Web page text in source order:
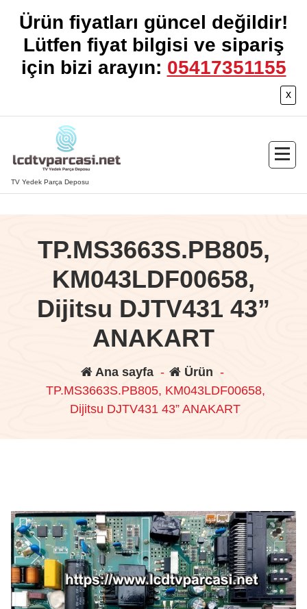
Ürün fiyatları güncel değildir!
Lütfen fiyat bilgisi ve sipariş
için bizi arayın: 05417351155
x
TV Yedek Parça Deposu
TP.MS3663S.PB805,
KM043LDF00658,
Dijitsu DJTV431 43”
ANAKART
Ana sayfa - Ürün -
TP.MS3663S.PB805, KM043LDF00658,
Dijitsu DJTV431 43” ANAKART